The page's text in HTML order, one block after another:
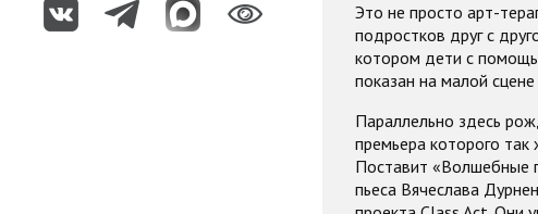
Это не просто арт-
подростков друг с
котором дети с
показан на малой
Параллельно здесь
премьера которого
Поставит «Волшебные
пьеса Вячеслава